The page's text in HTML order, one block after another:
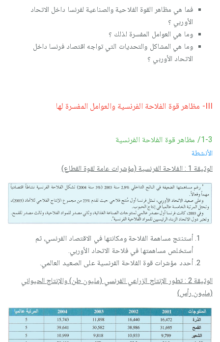
فما هي مظاهر القوة الفلاحية والصناعية لفرنسا داخل الاتحاد
الأوربي ؟
وما هي العوامل المفسرة لذلك ؟
وما هي المشاكل والتحديات التي تواجه اقتصاد فرنسا داخل
الاتحاد الأوربي ؟
III- مظاهر قوة الفلاحة الفرنسية والعوامل المفسرة لها
1-3/ مظاهر قوة الفلاحة الفرنسية
الأنشطة
الوثيقة 1 : الفلاحة الفرنسية (مؤشرات عامة لقوة القطاع)
أستنتج مساهمة الفلاحة ومكانتها في الاقتصاد الفرنسي، ثم
أستخلص مساهمتها في فلاحة الاتحاد الأوربي.
أحدد مؤشرات قوة الفلاحة الفرنسية على الصعيد العالمي.
الوثيقة 2 : تطور الإنتاج الزراعي الفرنسي (مليون طن) والإنتاج الحيواني
(مليون رأس)